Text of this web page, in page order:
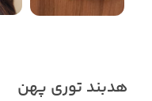
هدبند توری پهن